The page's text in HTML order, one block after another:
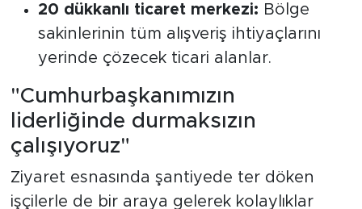
20 dükkanlı ticaret merkezi: Bölge
sakinlerinin tüm alışveriş ihtiyaçlarını
yerinde çözecek ticari alanlar.
"Cumhurbaşkanımızın
liderliğinde durmaksızın
çalışıyoruz"
Ziyaret esnasında şantiyede ter döken
işçilerle de bir araya gelerek kolaylıklar